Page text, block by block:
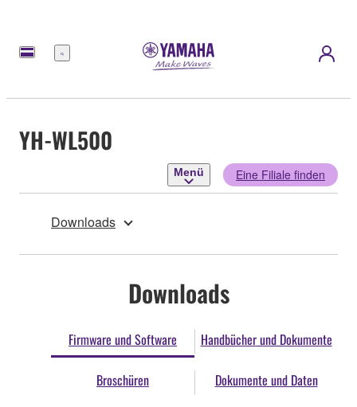
Menü
YH-WL500
Menü Eine Filiale finden
Downloads
Downloads
Firmware und Software Handbücher und Dokumente
Broschüren Dokumente und Daten